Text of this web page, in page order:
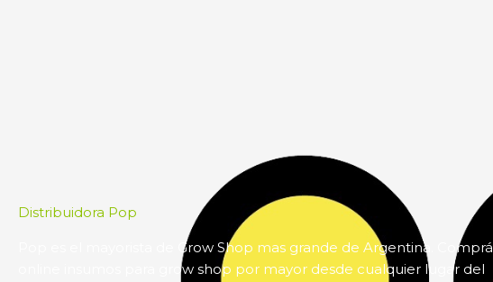
Distribuidora Pop
Pop es el mayorista de Grow Shop mas grande de Argentina. Comprá
online insumos para grow shop por mayor desde cualquier lugar del